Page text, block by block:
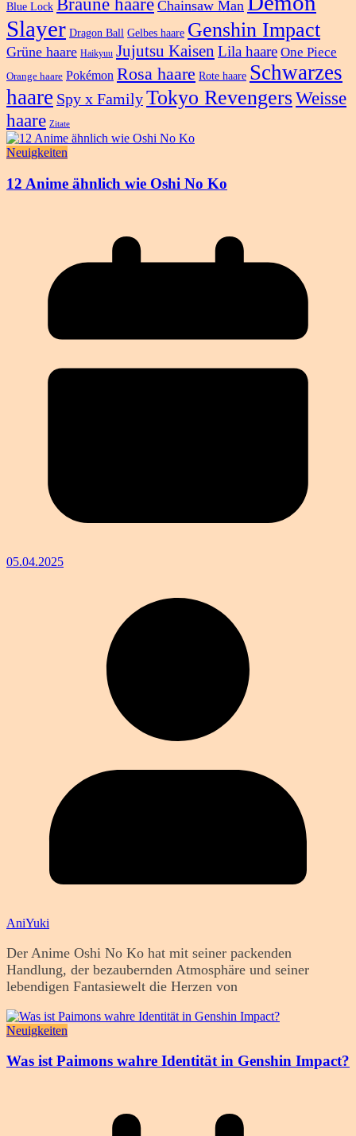
Blue Lock Braune haare Chainsaw Man
Slayer Dragon Ball Gelbes haare Genshin Impact
Grüne haare Haikyuu Jujutsu Kaisen Lila haare One Piece
Orange haare Pokémon Rosa haare Rote haare Schwarzes
haare Spy x FamilyTokyo RevengersWeisse
haare Zitate
Neuigkeiten
12 Anime ähnlich wie Oshi No Ko
05.04.2025
AniYuki
Der Anime Oshi No Ko hat mit seiner packenden
Handlung, der bezaubernden Atmosphäre und seiner
lebendigen Fantasiewelt die Herzen von
Neuigkeiten
Was ist Paimons wahre Identität in Genshin Impact?